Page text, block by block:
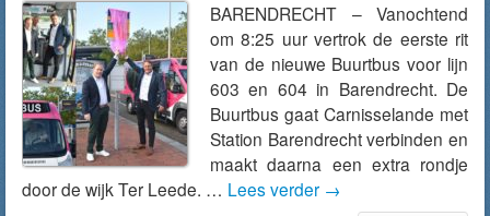
BARENDRECHT – Vanochtend
om 8:25 uur vertrok de eerste rit
van de nieuwe Buurtbus voor lijn
603 en 604 in Barendrecht. De
Buurtbus gaat Carnisselande met
Station Barendrecht verbinden en
maakt daarna een extra rondje
door de wijk Ter Leede. … Lees verder →